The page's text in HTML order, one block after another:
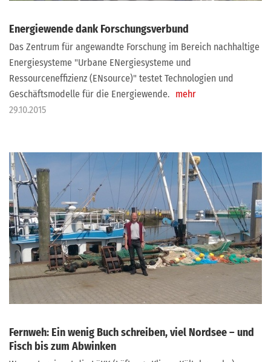
Energiewende dank Forschungsverbund
Das Zentrum für angewandte Forschung im Bereich nachhaltige
Energiesysteme "Urbane ENergiesysteme und
Ressourceneffizienz (ENsource)" testet Technologien und
Geschäftsmodelle für die Energiewende. mehr
29.10.2015
Fernweh: Ein wenig Buch schreiben, viel Nordsee – und
Fisch bis zum Abwinken